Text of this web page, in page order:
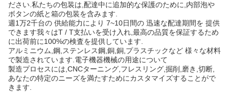
ださい.私たちの包装は,配達中に追加的な保護のために,内部泡や
ボタンの紙と箱の包装を含みます.
週1万2千台の 供給能力により 7~10日間の 迅速な配達期間を 提供
できます我々はT / T支払いを受け入れ,最高の品質を保証するため
に出荷前に100%の検査を提供しています.
アルミニウム,鋼,ステンレス鋼,銅,銅,プラスチックなど 様々な材料
で製造されています.電子機器機械の用途について
製造プロセスには,CNCターニング,フレスリング,掘削,磨き,切断,
あなたの特定のニーズを満たすためにカスタマイズすることがで
きます.